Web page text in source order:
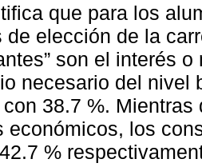
que para los
de elección de la
son el interés
necesario del nivel
38.7 %.
económicos, los
%